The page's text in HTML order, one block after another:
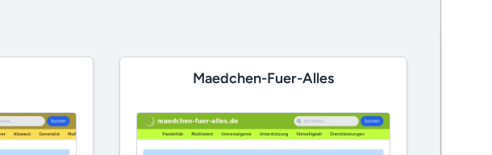
Maedchen-Fuer-Alles